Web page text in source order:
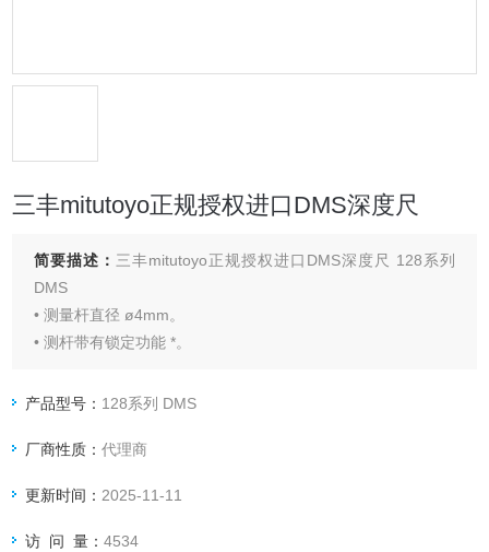
三丰mitutoyo正规授权进口DMS深度尺
简要描述： 三丰mitutoyo正规授权进口DMS深度尺 128系列
DMS
• 测量杆直径 ø4mm。
• 测杆带有锁定功能 *。
• 可选用硬质合金头测杆。
产品型号： 128系列 DMS
厂商性质：代理商
更新时间： 2025-11-11
访 问 量：4534